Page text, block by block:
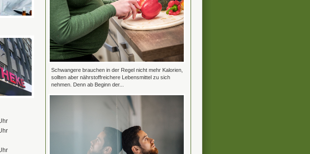
Schwangere brauchen in der Regel nicht mehr Kalorien,
sollten aber nährstoffreichere Lebensmittel zu sich
nehmen. Denn ab Beginn der...